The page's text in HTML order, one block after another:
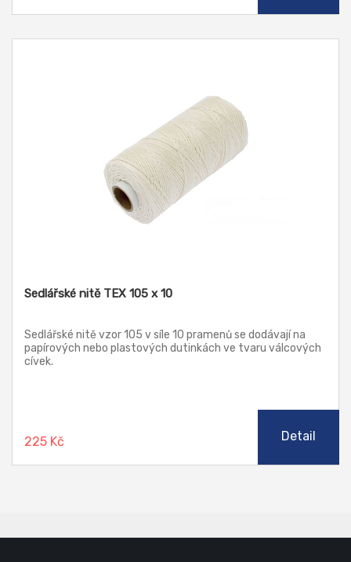
Sedlářské nitě TEX 105 x 10
Sedlářské nitě vzor 105 v síle 10 pramenů se dodávají na
papírových nebo plastových dutinkách ve tvaru válcových
cívek.
225 Kč Detail